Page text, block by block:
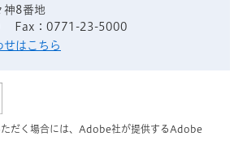
神8番地
Fax：0771-23-5000
せはこちら
ただく場合には、Adobe社が提供するAdobe